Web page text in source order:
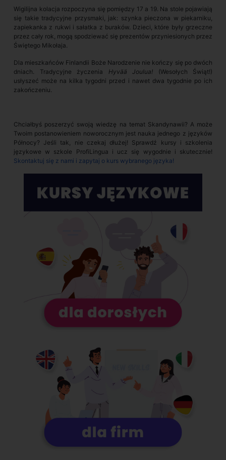
Wigilijna kolacja rozpoczyna się pomiędzy 17 a 19. Na stole pojawiają
się takie tradycyjne przysmaki, jak: szynka pieczona w piekarniku,
zapiekanka z rukwi i sałatka z buraków. Dzieci, które były grzeczne
przez cały rok, mogą spodziewać się prezentów przyniesionych przez
Świętego Mikołaja.
Dla mieszkańców Finlandii Boże Narodzenie nie kończy się po dwóch
dniach. Tradycyjne życzenia Hyvää Joulua! (Wesołych Świąt!)
usłyszeć może na kilka tygodni przed i nawet dwa tygodnie po ich
zakończeniu.
Chciałbyś poszerzyć swoją wiedzę na temat Skandynawii? A może
Twoim postanowieniem noworocznym jest nauka jednego z języków
Północy? Jeśli tak, nie czekaj dłużej! Sprawdź kursy i szkolenia
językowe w szkole ProfiLingua i ucz się wygodnie i skutecznie!
Skontaktuj się z nami i zapytaj o kurs wybranego języka!